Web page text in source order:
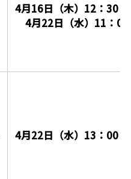
4月16日（木）12：30
4月22日（水）11：00
4月22日（水）13：00